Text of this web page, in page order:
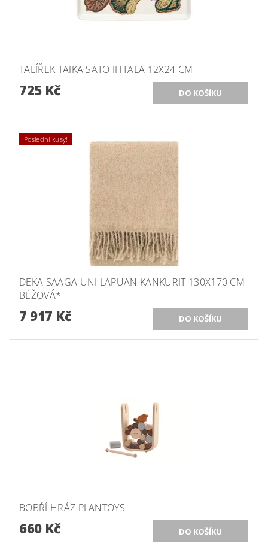
TALÍŘEK TAIKA SATO IITTALA 12X24 CM
725 Kč
Poslední kusy!
DEKA SAAGA UNI LAPUAN KANKURIT 130X170 CM
BÉŽOVÁ*
7 917 Kč
BOBŘÍ HRÁZ PLANTOYS
660 Kč